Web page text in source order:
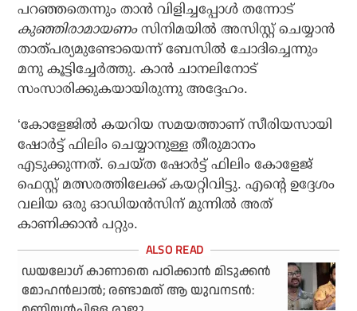
പറഞ്ഞതെന്നും താന്‍ വിളിച്ചപ്പോള്‍ തന്നോട്
കുഞ്ഞിരാമായണംസിനിമയില്‍ അസിസ്റ്റ് ചെയ്യാന്‍
താത്പര്യമുണ്ടോയെന്ന് ബേസില്‍ ചോദിച്ചെന്നും
മനു കൂട്ടിച്ചേര്‍ത്തു. കാൻ ചാനലിനോട്
സംസാരിക്കുകയായിരുന്നു അദ്ദേഹം.
‘കോളേജില്‍ കയറിയ സമയത്താണ് സീരിയസായി
ഷോര്‍ട്ട് ഫിലിം ചെയ്യാനുള്ള തീരുമാനം
എടുക്കുന്നത്. ചെയ്ത ഷോര്‍ട്ട് ഫിലിം കോളേജ്
ഫെസ്റ്റ് മത്സരത്തിലേക്ക് കയറ്റിവിട്ടു. എന്റെ ഉദ്ദേശം
വലിയ ഒരു ഓഡിയന്‍സിന് മുന്നില്‍ അത്
കാണിക്കാന്‍ പറ്റും.
ഡയലോഗ് കാണാതെ പഠിക്കാന്‍ മിടുക്കന്‍
മോഹന്‍ലാല്‍; രണ്ടാമത് ആ യുവനടന്‍: